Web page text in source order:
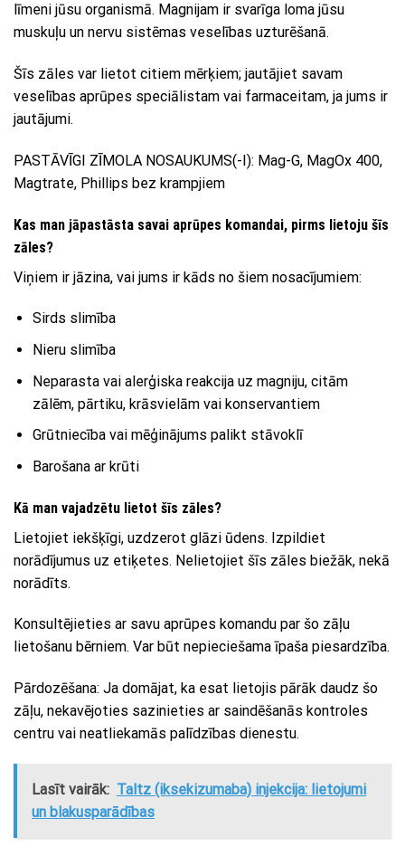
līmeni jūsu organismā. Magnijam ir svarīga loma jūsu
muskuļu un nervu sistēmas veselības uzturēšanā.
Šīs zāles var lietot citiem mērķiem; jautājiet savam
veselības aprūpes speciālistam vai farmaceitam, ja jums ir
jautājumi.
PASTĀVĪGI ZĪMOLA NOSAUKUMS(-I): Mag-G, MagOx 400,
Magtrate, Phillips bez krampjiem
Kas man jāpastāsta savai aprūpes komandai, pirms lietoju šīs
zāles?
Viņiem ir jāzina, vai jums ir kāds no šiem nosacījumiem:
Sirds slimība
Nieru slimība
Neparasta vai alerģiska reakcija uz magniju, citām
zālēm, pārtiku, krāsvielām vai konservantiem
Grūtniecība vai mēģinājums palikt stāvoklī
Barošana ar krūti
Kā man vajadzētu lietot šīs zāles?
Lietojiet iekšķīgi, uzdzerot glāzi ūdens. Izpildiet
norādījumus uz etiķetes. Nelietojiet šīs zāles biežāk, nekā
norādīts.
Konsultējieties ar savu aprūpes komandu par šo zāļu
lietošanu bērniem. Var būt nepieciešama īpaša piesardzība.
Pārdozēšana: Ja domājat, ka esat lietojis pārāk daudz šo
zāļu, nekavējoties sazinieties ar saindēšanās kontroles
centru vai neatliekamās palīdzības dienestu.
Lasīt vairāk: Taltz (iksekizumaba) injekcija: lietojumi
un blakusparādības